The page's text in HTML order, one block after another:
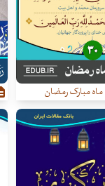
ماه مبارک رمضان